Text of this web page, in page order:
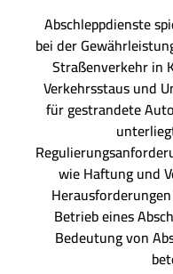
Abschleppdienste
bei der
Straßenverkehr in
Verkehrsstaus und
für gestrandete
wie Haftung und
Betrieb eines
Bedeutung von